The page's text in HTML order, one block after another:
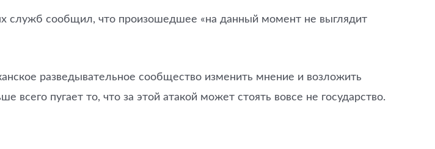
служб сообщил, что произошедшее «на данный момент не выглядит
разведывательное сообщество изменить мнение и возложить
всего пугает то, что за этой атакой может стоять вовсе не государство.